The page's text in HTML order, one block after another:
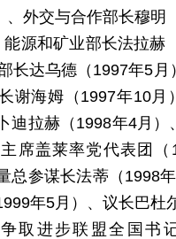
、外交与合作部长穆明
源和矿业部长法拉赫
长达乌德（1997年5月
谢海姆（1997年10月
迪拉赫（1998年4月）
席盖莱率党代表团（
总参谋长法蒂（1998年
年5月）、议长巴杜
取进步联盟全国书